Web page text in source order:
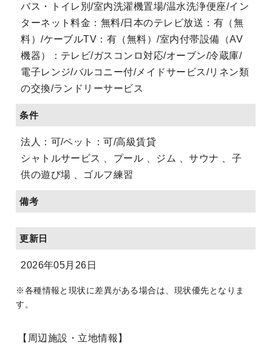
バス・トイレ別/室内洗濯機置場/温水洗浄便座/イン
ターネット料金：無料/日本のテレビ放送：有（無
料）/ケーブルTV：有（無料）/室内付帯設備（AV
機器）：テレビ/ガスコンロ対応/オーブン/冷蔵庫/
電子レンジ/バルコニー付/メイドサービス/リネン類
の交換/ランドリーサービス
条件
法人：可/ペット：可/高級賃貸
シャトルサービス 、プール 、ジム 、サウナ 、子
供の遊び場 、ゴルフ練習
備考
更新日
2026年05月26日
※各種情報と現状に差異がある場合は、現状優先となりま
す。
【周辺施設・立地情報】